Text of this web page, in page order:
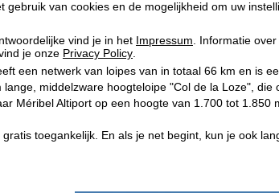
gebruik van cookies en de mogelijkheid om uw
vind je in het Impressum . Informatie
je onze Privacy Policy
een netwerk van loipes van in totaal 66 km en is
lange, middelzware hoogteloipe "Col de la Loze",
Méribel Altiport op een hoogte van 1.700 tot
gratis toegankelijk. En als je net begint, kun je ook